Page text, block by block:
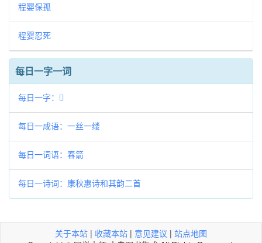
程婴保孤
程婴忍死
每日一字一词
每日一字：𢙢
每日一成语：一丝一缕
每日一词语：春箭
每日一诗词：康秋惠诗和其韵二首
关于本站 | 收藏本站 | 意见建议 | 站点地图